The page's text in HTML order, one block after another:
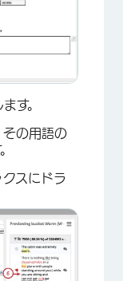
×
す。
その用語の
スにドラ